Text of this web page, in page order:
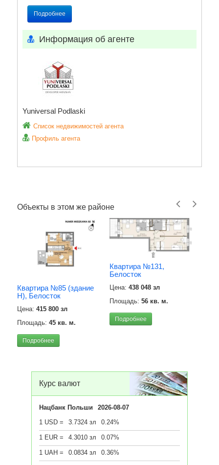
Подробнее
Информация об агенте
Yuniversal Podlaski
Список недвижимостей агента
Профиль агента
Объекты в этом же районе
Квартира №85 (здание
Н), Белосток
Цена: 415 800 зл
Площадь: 45 кв. м.
Подробнее
Квартира №131,
Белосток
Цена: 438 048 зл
Площадь: 56 кв. м.
Подробнее
Курс валют
Нацбанк Польши
2026-08-07
1 USD =
3.7324 зл 0.24%
1 EUR = 4.3010 зл 0.07%
1 UAH = 0.0834 зл 0.36%